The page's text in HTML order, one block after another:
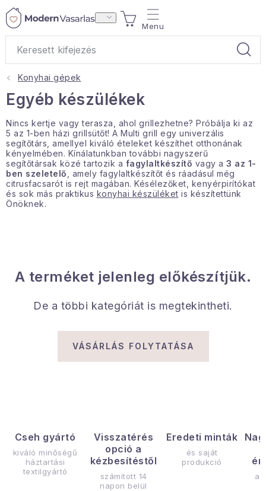
Ugrás
KOSÁR
Ajándékok
Otthoni illatok
Teák
Lakástextil
Háztartás
Gyűjtemény
Egészség és szépség
Sport és szabadban
Gyermekeknek
Szezonális kategóriák
Konyhai gépek
Egyéb készülékek
Nincs kertje vagy terasza, ahol grillezhetne? Próbálja ki az
5 az 1-ben házi grillsütőt! A Multi grill egy univerzális
segítőtárs, amellyel kiváló ételeket készíthet otthonának
kényelmében. Kínálatunkban további nagyszerű
segítőtársak közé tartozik a fagylaltkészítő vagy a 3 az 1-
ben szeletelő , amely fagylaltkészítőt és ráadásul még
citrusfacsarót is rejt magában. Késélezőket, kenyérpirítókat
és sok más praktikus konyhai készüléket is készítettünk
Önöknek.
A terméket jelenleg előkészítjük.
De a többi kategóriát is megtekintheti.
VÁSÁRLÁS FOLYTATÁSA
Cseh gyártó
kiváló minőségű
háztartási
textilgyártó
Visszatérés
opció a
kézbesítéstől
számított 14
napon belül
Eredeti minták
és saját
produkció